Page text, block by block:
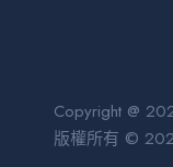
Copyright @
版權所有 ©